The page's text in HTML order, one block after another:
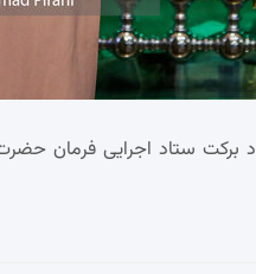
برکت ستاد اجرایی فرمان